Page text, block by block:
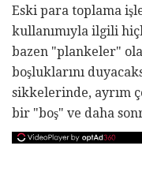
Eski para toplama
kullanımıyla ilgili
bazen "plankeler"
boşluklarını
sikkelerinde, ayrım
bir "boş" ve daha